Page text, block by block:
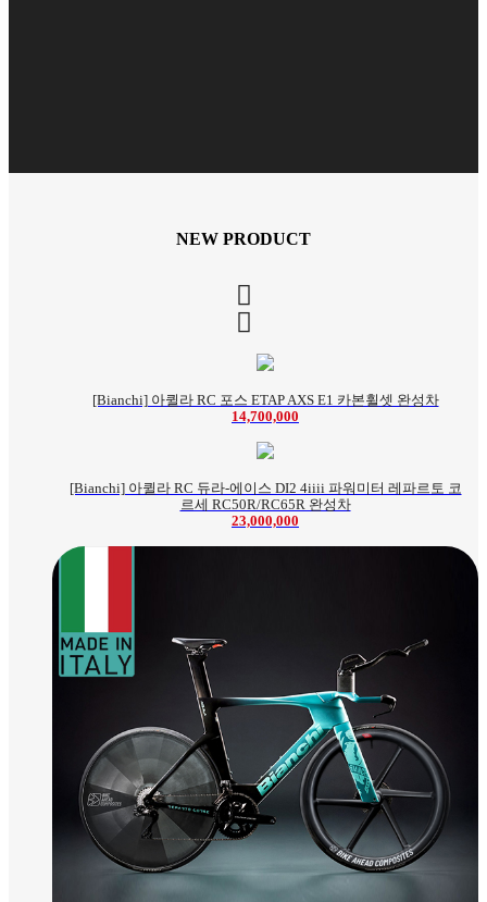
NEW PRODUCT
[Bianchi] 아퀼라 RC 포스 ETAP AXS E1 카본휠셋 완성차
14,700,000
[Bianchi] 아퀼라 RC 듀라-에이스 DI2 4iiii 파워미터 레파르토 코
르세 RC50R/RC65R 완성차
23,000,000